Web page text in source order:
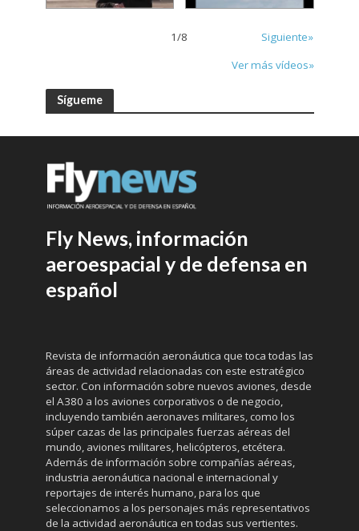
1/8
Siguiente»
Ver más vídeos»
Sígueme
Fly News, información
aeroespacial y de defensa en
español
Revista de información aeronáutica que toca todas las
áreas de actividad relacionadas con este estratégico
sector. Con información sobre nuevos aviones, desde
el A380 a los aviones corporativos o de negocio,
incluyendo también aeronaves militares, como los
súper cazas de las principales fuerzas aéreas del
mundo, aviones militares, helicópteros, etcétera.
Además de información sobre compañías aéreas,
industria aeronáutica nacional e internacional y
reportajes de interés humano, para los que
seleccionamos a los personajes más representativos
de la actividad aeronáutica en todas sus vertientes.